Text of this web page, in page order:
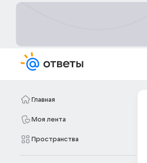
Главная
Моя лента
Пространства